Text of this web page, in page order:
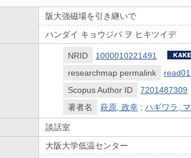
阪大強磁場を引き継いで
ハンダイ キョウジバ ヲ ヒキツイデ
NRID
1000010221491
researchmap permalink
Scopus Author ID
7201487309
著者名
萩原, 政幸 ;ハギワラ,
談話室
大阪大学低温センター